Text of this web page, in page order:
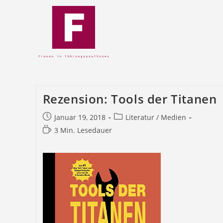
Rezension: Tools der Titanen
Januar 19, 2018
Literatur / Medien
3 Min. Lesedauer